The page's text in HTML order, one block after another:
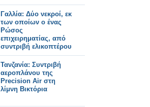
Γαλλία: Δύο νεκροί, εκ
των οποίων ο ένας
Ρώσος
επιχειρηματίας, από
συντριβή ελικοπτέρου
Τανζανία: Συντριβή
αεροπλάνου της
Precision Air στη
λίμνη Βικτόρια